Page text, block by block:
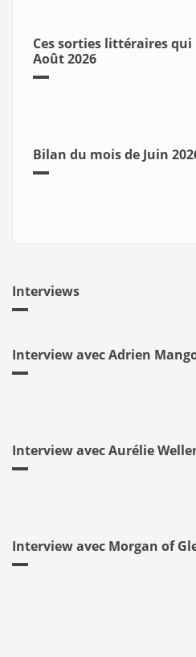
Ces sorties littéraires
Août 2026
Bilan du mois de Juin
Interviews
Interview avec Adrien
Interview avec Aurélie
Interview avec Morgan of